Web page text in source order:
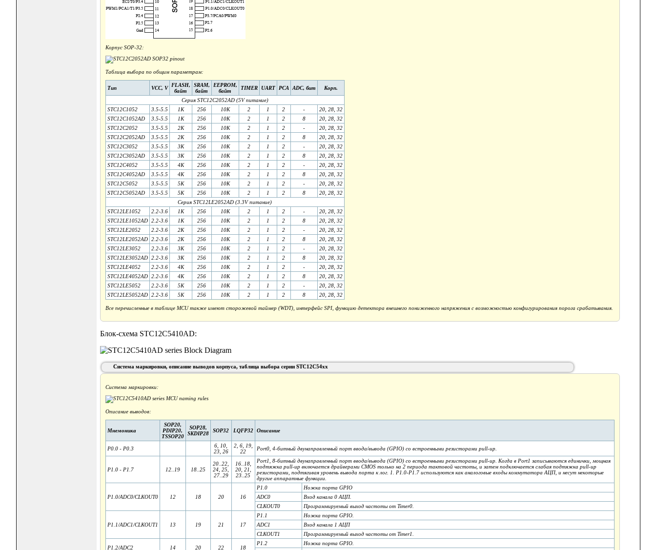
Корпус SOP-32:
Таблица выбора по общим параметрам:
Тип VCC, V
FLASH,
байт
SRAM,
байт
EEPROM,
байт
TIMER UART PCA ADC, бит Корп.
Серия STC12C2052AD (5V питание)
STC12C1052
3.5-5.5 1K 256 10K 2 1 2 -
20, 28, 32
STC12C1052AD
3.5-5.5 1K 256 10K 2 1 2 8
20, 28, 32
STC12C2052
3.5-5.5 2K 256 10K 2 1 2 -
20, 28, 32
STC12C2052AD
3.5-5.5 2K 256 10K 2 1 2 8
20, 28, 32
STC12C3052
3.5-5.5 3K 256 10K 2 1 2 -
20, 28, 32
STC12C3052AD
3.5-5.5 3K 256 10K 2 1 2 8
20, 28, 32
STC12C4052
3.5-5.5 4K 256 10K 2 1 2 -
20, 28, 32
STC12C4052AD
3.5-5.5 4K 256 10K 2 1 2 8
20, 28, 32
STC12C5052
3.5-5.5 5K 256 10K 2 1 2 -
20, 28, 32
STC12C5052AD
3.5-5.5 5K 256 10K 2 1 2 8
20, 28, 32
Серия STC12LE2052AD (3.3V питание)
STC12LE1052
2.2-3.6 1K 256 10K 2 1 2 -
20, 28, 32
STC12LE1052AD
2.2-3.6 1K 256 10K 2 1 2 8
20, 28, 32
STC12LE2052
2.2-3.6 2K 256 10K 2 1 2 -
20, 28, 32
STC12LE2052AD
2.2-3.6 2K 256 10K 2 1 2 8
20, 28, 32
STC12LE3052
2.2-3.6 3K 256 10K 2 1 2 -
20, 28, 32
STC12LE3052AD
2.2-3.6 3K 256 10K 2 1 2 8
20, 28, 32
STC12LE4052
2.2-3.6 4K 256 10K 2 1 2 -
20, 28, 32
STC12LE4052AD
2.2-3.6 4K 256 10K 2 1 2 8
20, 28, 32
STC12LE5052
2.2-3.6 5K 256 10K 2 1 2 -
20, 28, 32
STC12LE5052AD
2.2-3.6 5K 256 10K 2 1 2 8 20, 28, 32
Все перечисленные в таблице MCU также имеют сторожевой таймер (WDT), интерфейс SPI, функцию детектора внешнего пониженного напряжения с возможностью конфигурирования порога срабатывания.
Блок-схема STC12C5410AD:
Система маркировки, описание выводов корпуса, таблица выбора серии STC12C54xx
Система маркировки:
Описание выводов:
Мнемоника
SOP20,
PDIP20,
TSSOP20
SOP28,
SKDIP28
SOP32 LQFP32 Описание
P0.0 - P0.3
6, 10,
23, 26
2, 6, 19,
22
Port0, 4-битный двунаправленный порт ввода/вывода (GPIO) со встроенными резисторами pull-up.
P1.0 - P1.7 12..19 18..25
20..22,
24, 25,
27..29
16..18,
20, 21,
23..25
Port1, 8-битный двунаправленный порт ввода/вывода (GPIO) со встроенными резисторами pull-up. Когда в Port1 записываются единички, мощная
подтяжка pull-up включается драйверами CMOS только на 2 периода тактовой частоты, и затем подключается слабая подтяжка pull-up
резисторами, подтягивая уровень вывода порта к лог. 1. P1.0-P1.7 используются как аналоговые входы коммутатора АЦП, и несут некоторые
другие аппаратные функции.
P1.0/ADC0/CLKOUT0 12 18 20 16
P1.0
Ножка порта GPIO
ADC0
Вход канала 0 АЦП.
CLKOUT0
Программируемый выход частоты от Timer0.
P1.1/ADC1/CLKOUT1 13 19 21 17
P1.1
Ножка порта GPIO.
ADC1
Вход канала 1 АЦП
CLKOUT1
Программируемый выход частоты от Timer1.
P1.2/ADC2 14 20 22 18
P1.2
Ножка порта GPIO.